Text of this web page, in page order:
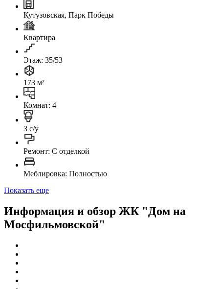
Кутузовская, Парк Победы
Квартира
Этаж: 35/53
173 м²
Комнат: 4
3 с/у
Ремонт: C отделкой
Меблировка: Полностью
Показать еще
Информация и обзор ЖК "Дом на
Мосфильмовской"